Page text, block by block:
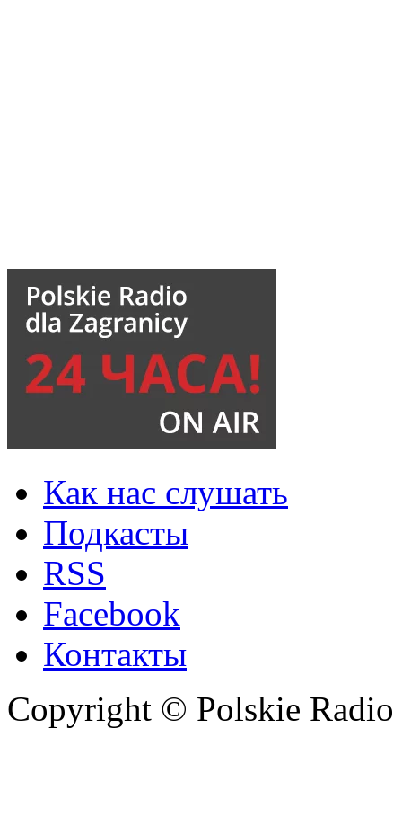
Как нас слушать
Подкасты
RSS
Facebook
Контакты
Copyright © Polskie